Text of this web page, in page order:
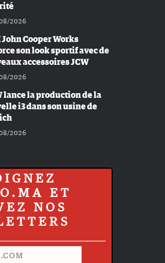
2026
John Cooper Works
son look sportif avec de
accessoires JCW
2026
lance la production de la
i3 dans son usine de
2026
ET
NOS